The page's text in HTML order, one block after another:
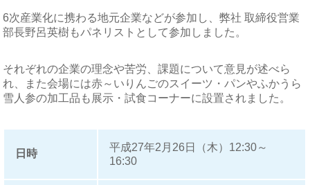
6次産業化に携わる地元企業などが参加し、弊社 取締役営業
部長野呂英樹もパネリストとして参加しました。
それぞれの企業の理念や苦労、課題について意見が述べら
れ、また会場には赤～いりんごのスイーツ・パンやふかうら
雪人参の加工品も展示・試食コーナーに設置されました。
日時
平成27年2月26日（木）12:30～
16:30